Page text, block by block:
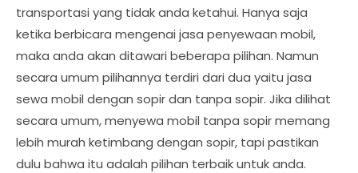
transportasi yang tidak anda ketahui. Hanya saja
ketika berbicara mengenai jasa penyewaan mobil,
maka anda akan ditawari beberapa pilihan. Namun
secara umum pilihannya terdiri dari dua yaitu jasa
sewa mobil dengan sopir dan tanpa sopir. Jika dilihat
secara umum, menyewa mobil tanpa sopir memang
lebih murah ketimbang dengan sopir, tapi pastikan
dulu bahwa itu adalah pilihan terbaik untuk anda.